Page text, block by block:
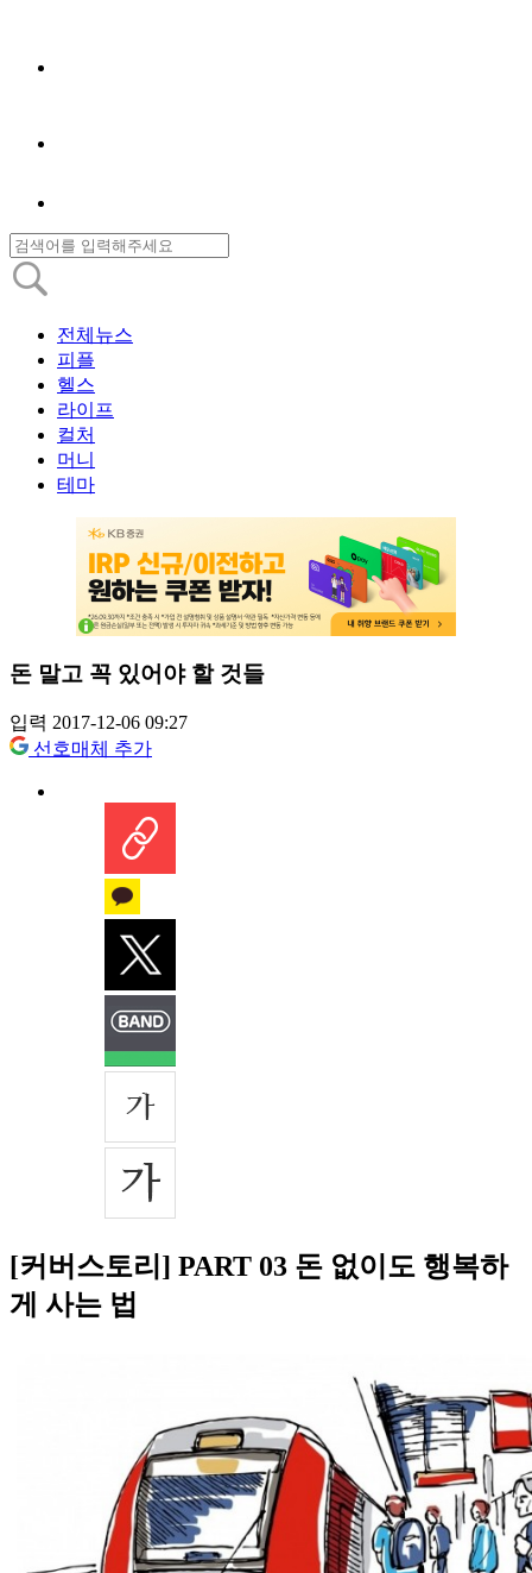
전체뉴스
피플
헬스
라이프
컬처
머니
테마
돈 말고 꼭 있어야 할 것들
입력 2017-12-06 09:27
선호매체 추가
[커버스토리] PART 03 돈 없이도 행복하
게 사는 법